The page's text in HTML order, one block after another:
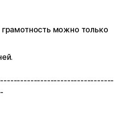
грамотность можно только